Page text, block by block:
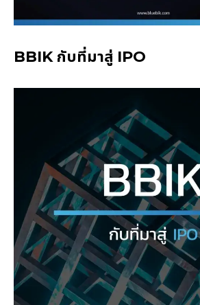
BBIK กับที่มาสู่ IPO